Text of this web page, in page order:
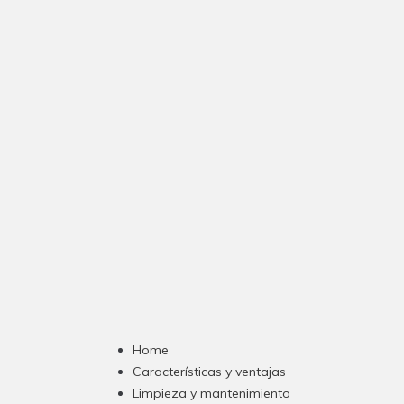
Home
Características y ventajas
Limpieza y mantenimiento